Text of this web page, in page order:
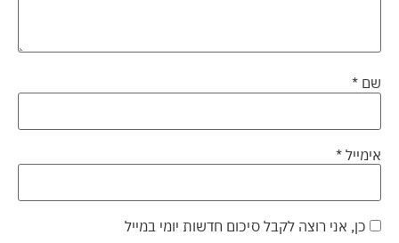
שם *
אימייל *
כן, אני רוצה לקבל סיכום חדשות יומי במייל